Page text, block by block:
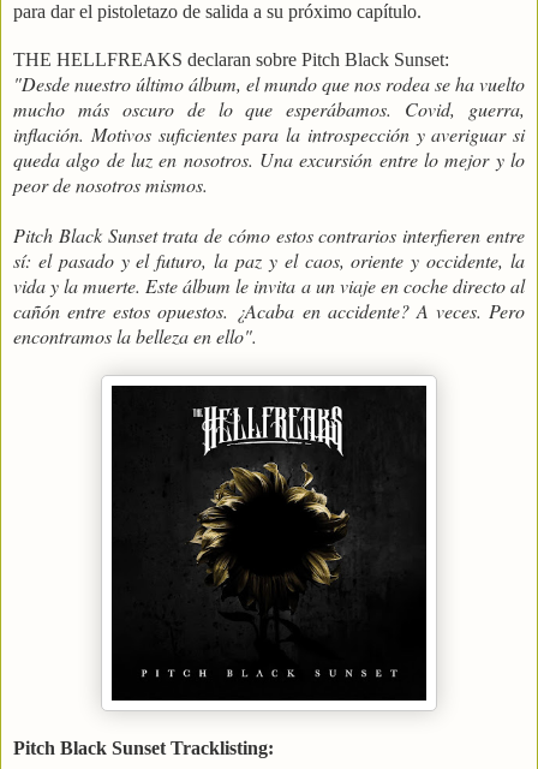
para dar el pistoletazo de salida a su próximo capítulo.
THE HELLFREAKS declaran sobre Pitch Black Sunset:
"Desde nuestro último álbum, el mundo que nos rodea se ha vuelto
mucho más oscuro de lo que esperábamos. Covid, guerra,
inflación. Motivos suficientes para la introspección y averiguar si
queda algo de luz en nosotros. Una excursión entre lo mejor y lo
peor de nosotros mismos.
Pitch Black Sunset trata de cómo estos contrarios interfieren entre
sí: el pasado y el futuro, la paz y el caos, oriente y occidente, la
vida y la muerte. Este álbum le invita a un viaje en coche directo al
cañón entre estos opuestos. ¿Acaba en accidente? A veces. Pero
encontramos la belleza en ello".
Pitch Black Sunset Tracklisting: